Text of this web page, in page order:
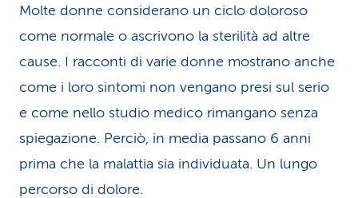
Molte donne considerano un ciclo doloroso
come normale o ascrivono la sterilità ad altre
cause. I racconti di varie donne mostrano anche
come i loro sintomi non vengano presi sul serio
e come nello studio medico rimangano senza
spiegazione. Perciò, in media passano 6 anni
prima che la malattia sia individuata. Un lungo
percorso di dolore.